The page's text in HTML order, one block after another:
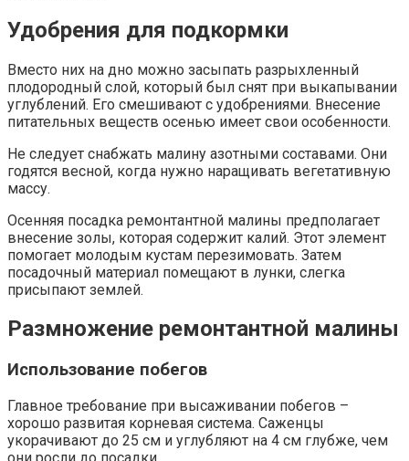
Удобрения для подкормки
Вместо них на дно можно засыпать разрыхленный
плодородный слой, который был снят при выкапывании
углублений. Его смешивают с удобрениями. Внесение
питательных веществ осенью имеет свои особенности.
Не следует снабжать малину азотными составами. Они
годятся весной, когда нужно наращивать вегетативную
массу.
Осенняя посадка ремонтантной малины предполагает
внесение золы, которая содержит калий. Этот элемент
помогает молодым кустам перезимовать. Затем
посадочный материал помещают в лунки, слегка
присыпают землей.
Размножение ремонтантной малины
Использование побегов
Главное требование при высаживании побегов –
хорошо развитая корневая система. Саженцы
укорачивают до 25 см и углубляют на 4 см глубже, чем